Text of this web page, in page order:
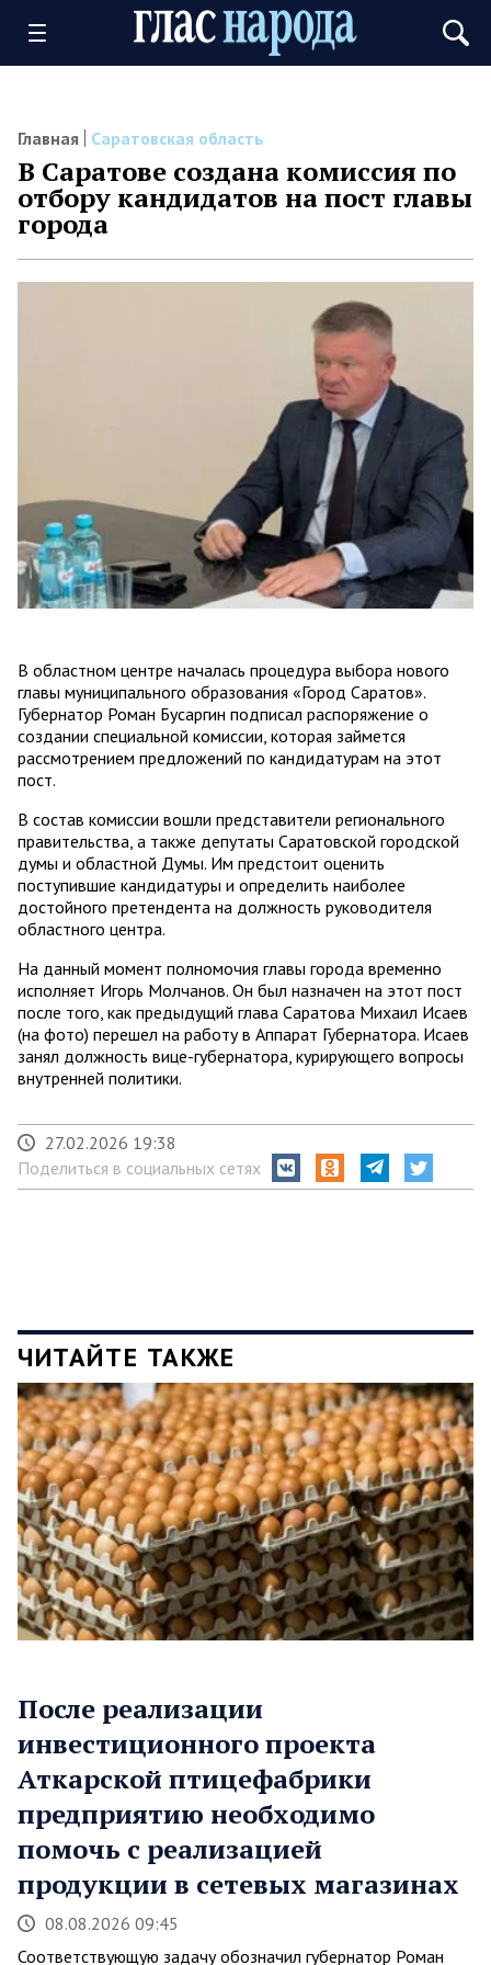
Главная Саратовская область
В Саратове создана комиссия по
отбору кандидатов на пост главы
города
В областном центре началась процедура выбора нового
главы муниципального образования «Город Саратов».
Губернатор Роман Бусаргин подписал распоряжение о
создании специальной комиссии, которая займется
рассмотрением предложений по кандидатурам на этот
пост.
В состав комиссии вошли представители регионального
правительства, а также депутаты Саратовской городской
думы и областной Думы. Им предстоит оценить
поступившие кандидатуры и определить наиболее
достойного претендента на должность руководителя
областного центра.
На данный момент полномочия главы города временно
исполняет Игорь Молчанов. Он был назначен на этот пост
после того, как предыдущий глава Саратова Михаил Исаев
(на фото) перешел на работу в Аппарат Губернатора. Исаев
занял должность вице-губернатора, курирующего вопросы
внутренней политики.
27.02.2026 19:38
Поделиться в социальных сетях
ЧИТАЙТЕ ТАКЖЕ
После реализации
инвестиционного проекта
Аткарской птицефабрики
предприятию необходимо
помочь с реализацией
продукции в сетевых магазинах
08.08.2026 09:45
Соответствующую задачу обозначил губернатор Роман